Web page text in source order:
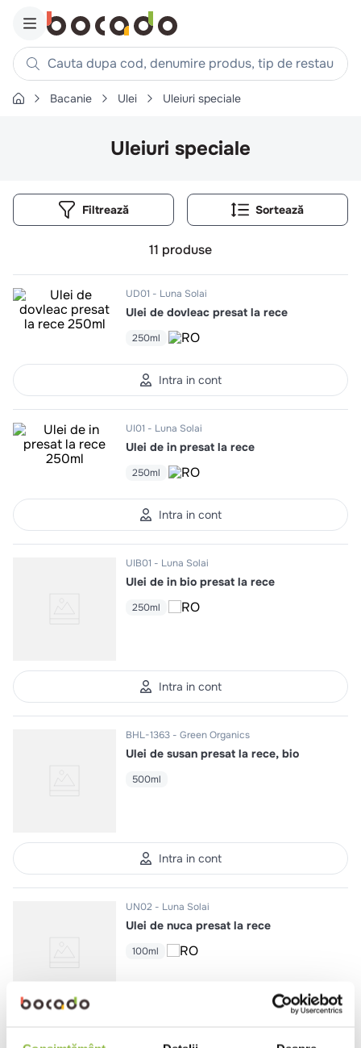
Cauta dupa cod, denumire produs, tip de restaurant,
Căutări populare
chifle
7.
aripi
8. ceafa
10.pizza
Bacanie Ulei Uleiuri speciale
Uleiuri speciale
Filtrează
11 produse
UD01 Luna Solai
Ulei de dovleac presat la rece
250ml
Intra in cont
UI01 Luna Solai
Ulei de in presat la rece
250ml
Intra in cont
UIB01 Luna Solai
Ulei de in bio presat la rece
250ml
Intra in cont
BHL-1363 Green Organics
Ulei de susan presat la rece, bio
500ml
Intra in cont
UN02 Luna Solai
Ulei de nuca presat la rece
100ml